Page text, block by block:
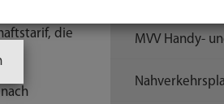
und
die
MVV Handy-